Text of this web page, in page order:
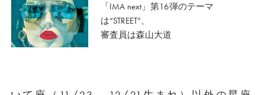
「IMA next」第16弾のテーマ
は“STREET”、
審査員は森山大道